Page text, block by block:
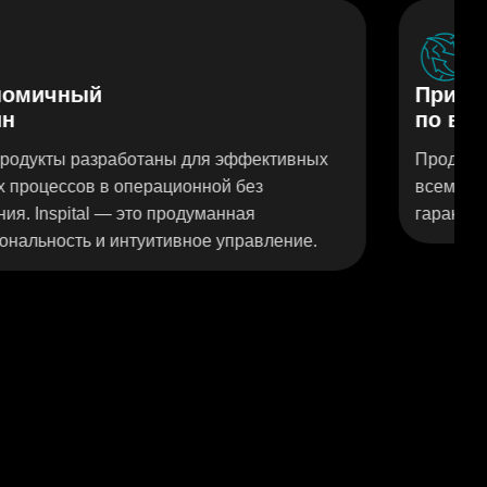
Продукты Inspital используются в
всему миру. Наш международный опыт
гарантирует качество и доверие —